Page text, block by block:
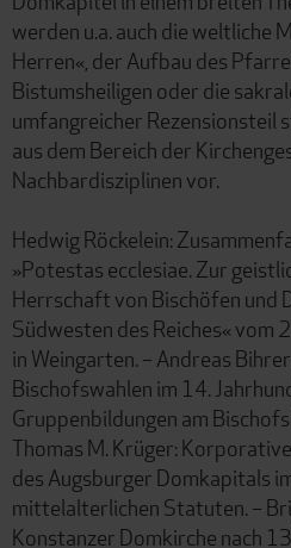
werden u.a. auch die weltliche
Herren«, der Aufbau des
Bistumsheiligen oder die
umfangreicher Rezensionsteil
aus dem Bereich der
Nachbardisziplinen vor.
Hedwig Röckelein:
»Potestas ecclesiae. Zur
Herrschaft von Bischöfen und
Südwesten des Reiches«
in Weingarten. – Andreas
Bischofswahlen im 14.
Gruppenbildungen am
Thomas M. Krüger:
des Augsburger Domkapitals
mittelalterlichen Statuten. –
Konstanzer Domkirche nach